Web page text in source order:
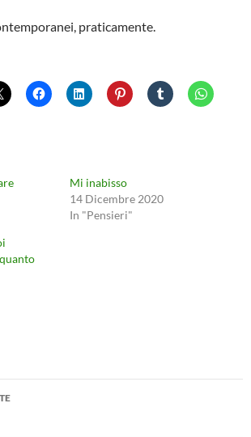
praticamente.
Mi inabisso
14 Dicembre 2020
In "Pensieri"